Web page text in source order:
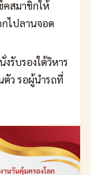
คสมาชิกให้
ไปลานจอด
รับรองใต้วิหาร
ตัว รอผู้นำรถที่